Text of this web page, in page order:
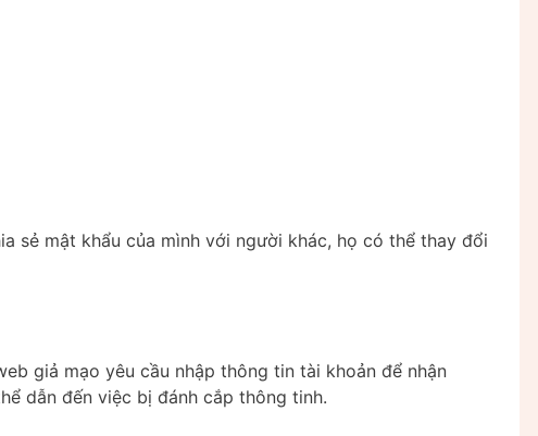
sẻ mật khẩu của mình với người khác, họ có thể thay đổi
giả mạo yêu cầu nhập thông tin tài khoản để nhận
dẫn đến việc bị đánh cắp thông tinh.